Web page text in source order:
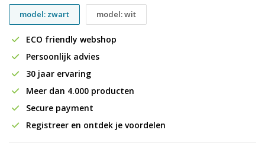
model: zwart
model: wit
ECO friendly webshop
Persoonlijk advies
30 jaar ervaring
Meer dan 4.000 producten
Secure payment
Registreer en ontdek je voordelen